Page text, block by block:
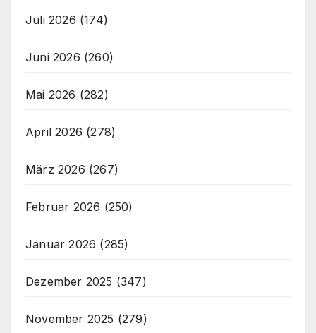
Juli 2026 (174)
Juni 2026 (260)
Mai 2026 (282)
April 2026 (278)
März 2026 (267)
Februar 2026 (250)
Januar 2026 (285)
Dezember 2025 (347)
November 2025 (279)